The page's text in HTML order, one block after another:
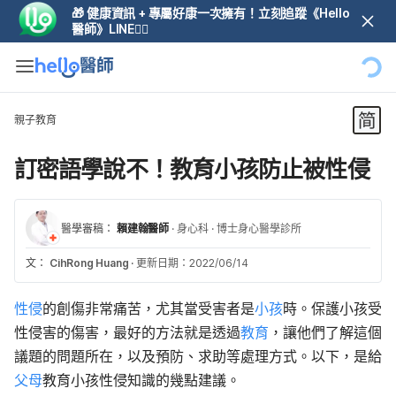
🎁 健康資訊 + 專屬好康一次擁有！立刻追蹤《Hello
醫師》LINE👆🏼
親子教育
訂密語學說不！教育小孩防止被性侵
醫學審稿： 賴建翰醫師 · 身心科 · 博士身心醫學診所
文： CihRong Huang · 更新日期：2022/06/14
性侵的創傷非常痛苦，尤其當受害者是小孩時。保護小孩受
性侵害的傷害，最好的方法就是透過教育 ，讓他們了解這個
議題的問題所在，以及預防、求助等處理方式。以下，是給
父母教育小孩性侵知識的幾點建議。